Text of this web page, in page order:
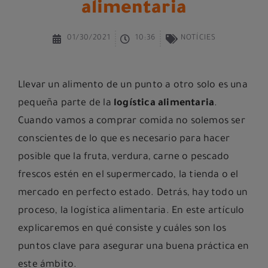
alimentaria
01/30/2021 10:36 NOTÍCIES
Llevar un alimento de un punto a otro solo es una
pequeña parte de la logística alimentaria.
Cuando vamos a comprar comida no solemos ser
conscientes de lo que es necesario para hacer
posible que la fruta, verdura, carne o pescado
frescos estén en el supermercado, la tienda o el
mercado en perfecto estado. Detrás, hay todo un
proceso, la logística alimentaria. En este artículo
explicaremos en qué consiste y cuáles son los
puntos clave para asegurar una buena práctica en
este ámbito.